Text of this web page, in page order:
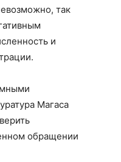
так
и
Магаса
обращении